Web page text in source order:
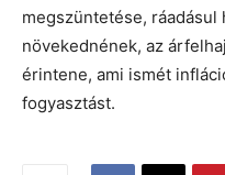
megszüntetése, ráadásul
növekednének, az
érintene, ami ismét
fogyasztást.